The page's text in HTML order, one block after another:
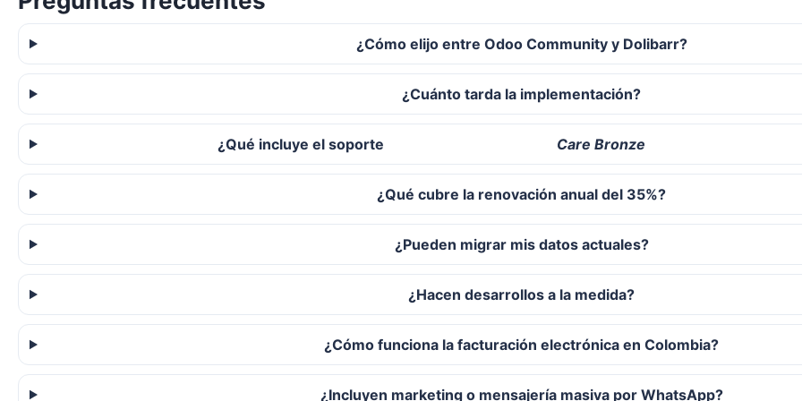
¿Cómo elijo entre Odoo Community y Dolibarr?
¿Cuánto tarda la implementación?
¿Qué incluye el soporte Care Bronze
¿Qué cubre la renovación anual del 35%?
¿Pueden migrar mis datos actuales?
¿Hacen desarrollos a la medida?
¿Cómo funciona la facturación electrónica en Colombia?
¿Incluyen marketing o mensajería masiva por WhatsApp?